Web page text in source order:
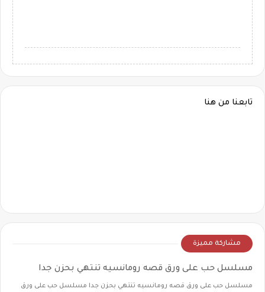
تابعنا من هنا
مشاركة مميزة
مسلسل حب على ورق قصه رومانسيه تنتهي بحزن جدا
مسلسل حب على ورق قصه رومانسيه تنتهي بحزن جدا مسلسل حب على ورق